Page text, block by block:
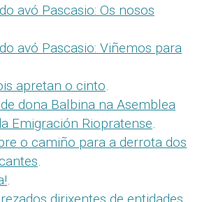
avó Pascasio: Os nosos
avó Pascasio: Viñemos para
apretan o cinto.
dona Balbina na Asemblea
Emigración Riopratense.
o camiño para a derrota dos
.
.
dirixentes de entidades